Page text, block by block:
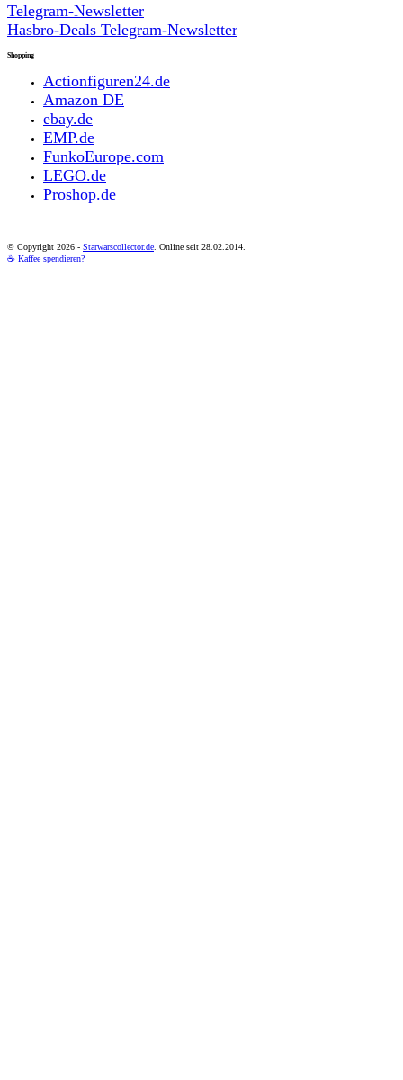
Telegram-Newsletter
Hasbro-Deals Telegram-Newsletter
Shopping
Actionfiguren24.de
Amazon DE
ebay.de
EMP.de
FunkoEurope.com
LEGO.de
Proshop.de
© Copyright 2026 - Starwarscollector.de. Online seit 28.02.2014.
☕ Kaffee spendieren?